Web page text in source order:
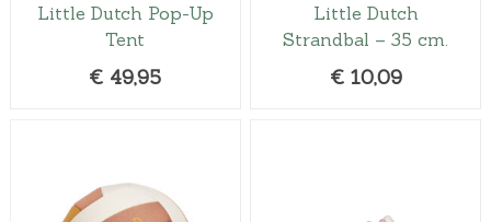
Little Dutch Pop-Up
Tent
€ 49,95
Little Dutch
Strandbal – 35 cm.
€ 10,09